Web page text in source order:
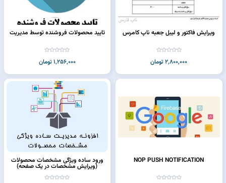
ویرایش فاکتور و لیبل جعبه ناپ کامرس
2,800,000 تومان
تایید محصولات فروشنده توسط مدیریت
1,256,000 تومان
NOP PUSH NOTIFICATION ورود ساده ویژگی مشخصات محصولات
(ویرایش مشخصات در یک صفحه)